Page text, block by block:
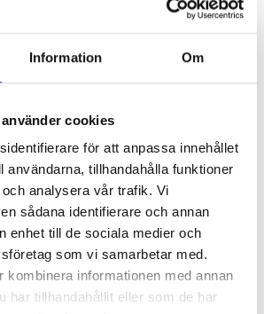
Information Om
cookies
för att anpassa innehållet
användarna, tillhandahålla funktioner
analysera vår trafik. Vi
sådana identifierare och annan
enhet till de sociala medier och
som vi samarbetar med.
kombinera informationen med annan
har tillhandahållit eller som de har
RADONSUG RS2K